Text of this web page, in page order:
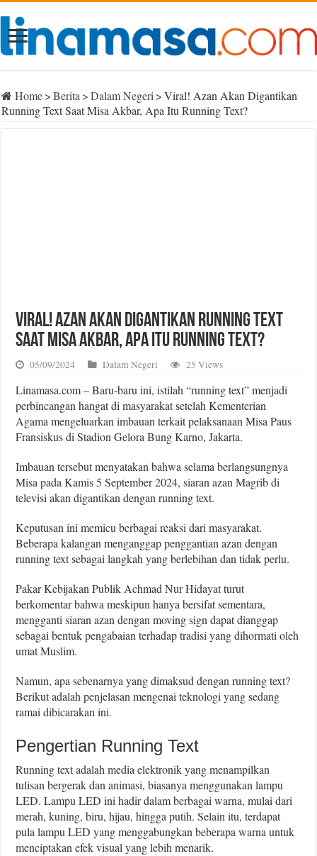
Home> Berita > Dalam Negeri > Viral! Azan Akan Digantikan
Running Text Saat Misa Akbar, Apa Itu Running Text?
Viral! Azan Akan Digantikan Running Text
Saat Misa Akbar, Apa Itu Running Text?
05/09/2024 Dalam Negeri 25 Views
Linamasa.com – Baru-baru ini, istilah “running text” menjadi
perbincangan hangat di masyarakat setelah Kementerian
Agama mengeluarkan imbauan terkait pelaksanaan Misa Paus
Fransiskus di Stadion Gelora Bung Karno, Jakarta.
Imbauan tersebut menyatakan bahwa selama berlangsungnya
Misa pada Kamis 5 September 2024, siaran azan Magrib di
televisi akan digantikan dengan running text.
Keputusan ini memicu berbagai reaksi dari masyarakat.
Beberapa kalangan menganggap penggantian azan dengan
running text sebagai langkah yang berlebihan dan tidak perlu.
Pakar Kebijakan Publik Achmad Nur Hidayat turut
berkomentar bahwa meskipun hanya bersifat sementara,
mengganti siaran azan dengan moving sign dapat dianggap
sebagai bentuk pengabaian terhadap tradisi yang dihormati oleh
umat Muslim.
Namun, apa sebenarnya yang dimaksud dengan running text?
Berikut adalah penjelasan mengenai teknologi yang sedang
ramai dibicarakan ini.
Pengertian Running Text
Running text adalah media elektronik yang menampilkan
tulisan bergerak dan animasi, biasanya menggunakan lampu
LED. Lampu LED ini hadir dalam berbagai warna, mulai dari
merah, kuning, biru, hijau, hingga putih. Selain itu, terdapat
pula lampu LED yang menggabungkan beberapa warna untuk
menciptakan efek visual yang lebih menarik.